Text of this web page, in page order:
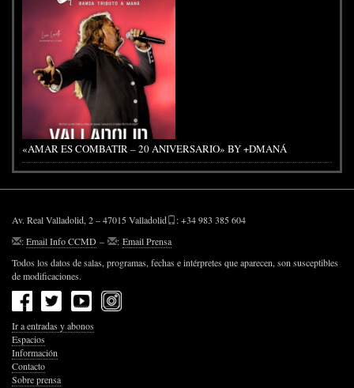
«AMAR ES COMBATIR – 20 ANIVERSARIO» BY +DMANÁ
Av. Real Valladolid, 2 – 47015 Valladolid
: +34 983 385 604
:Email Info CCMD – : Email Prensa
Todos los datos de salas, programas, fechas e intérpretes que aparecen, son susceptibles
de modificaciones.
Ir a entradas y abonos
Espacios
Información
Contacto
Sobre prensa